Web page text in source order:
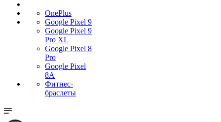
OnePlus
Google Pixel 9
Google Pixel 9
Pro XL
Google Pixel 8
Pro
Google Pixel
8A
Фитнес-
браслеты